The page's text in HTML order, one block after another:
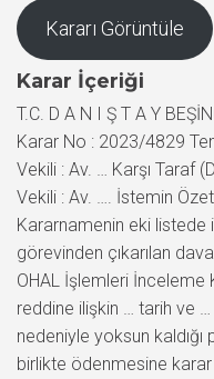
Kararı Görüntüle
Karar İçeriği
T.C. D A N I Ş T A Y
Karar No : 2023/4829
Vekili : Av. … Karşı Taraf
Vekili : Av. …. İstemin
Kararnamenin eki
görevinden çıkarılan
OHAL İşlemleri İnceleme
reddine ilişkin … tarih ve …
nedeniyle yoksun kaldığı
birlikte ödenmesine karar